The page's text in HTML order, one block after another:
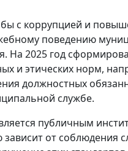
с коррупцией и
поведению
На 2025 год
и этических норм,
должностных
службе.
публичным
от соблюдения